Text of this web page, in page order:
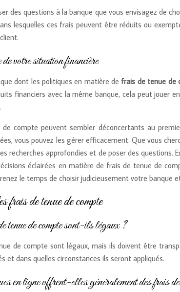
des questions à la banque que vous envisagez de
lesquelles ces frais peuvent être réduits ou
votre situation financière
dont les politiques en matière de frais de tenue de
financiers avec la même banque, cela peut jouer
compte peuvent sembler déconcertants au
vous pouvez les gérer efficacement. Que vous
recherches approfondies et de poser des
éclairées en matière de frais de tenue de
le temps de choisir judicieusement votre banque
de tenue de compte
de compte sont-ils légaux ?
de compte sont légaux, mais ils doivent être
et dans quelles circonstances ils seront appliqués.
en ligne offrent-elles généralement des frais de